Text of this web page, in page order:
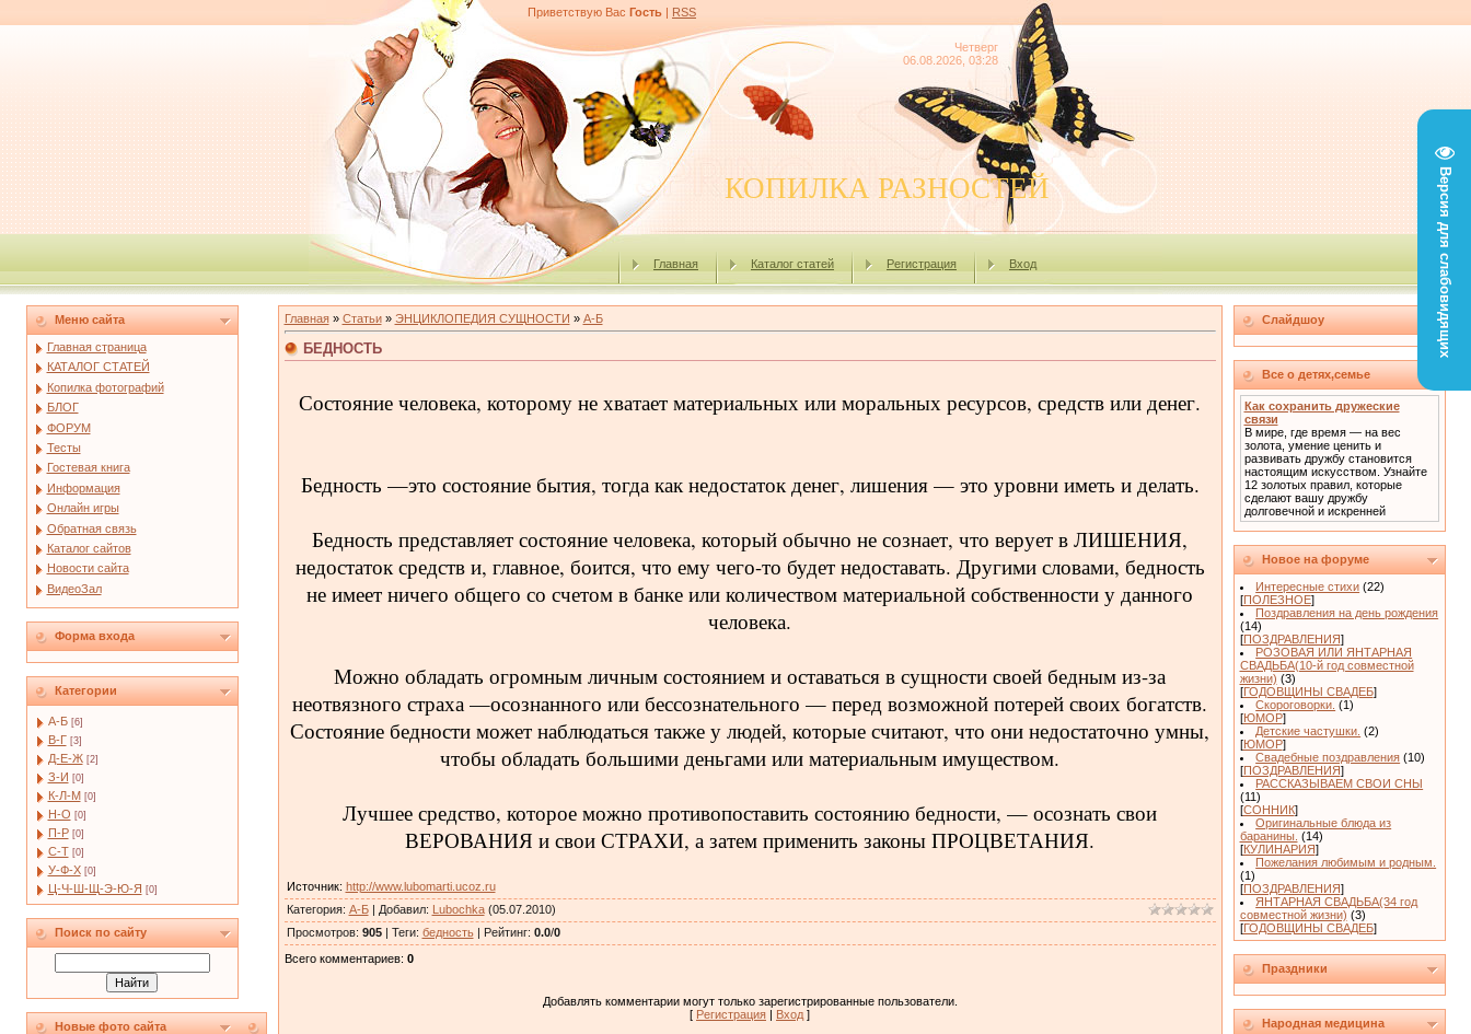
Версия для слабовидящих
Приветствую Вас Гость | RSS
Четверг
06.08.2026, 03:28
КОПИЛКА РАЗНОСТЕЙ
Главная Каталог статей Регистрация Вход
Меню сайта
Главная страница
КАТАЛОГ СТАТЕЙ
Копилка фотографий
БЛОГ
ФОРУМ
Тесты
Гостевая книга
Информация
Онлайн игры
Обратная связь
Каталог сайтов
Новости сайта
ВидеоЗал
Форма входа
Категории
А-Б [6]
В-Г [3]
Д-Е-Ж [2]
З-И [0]
К-Л-М [0]
Н-О [0]
П-Р [0]
С-Т [0]
У-Ф-Х [0]
Ц-Ч-Ш-Щ-Э-Ю-Я [0]
Поиск по сайту
Новые фото сайта
Главная» Статьи» ЭНЦИКЛОПЕДИЯ СУЩНОСТИ » А-Б
БЕДНОСТЬ
Состояние человека, которому не хватает материальных или моральных ресурсов, средств или денег.
Бедность —это состояние бытия, тогда как недостаток денег, лишения — это уровни иметь и делать.
Бедность представляет состояние человека, который обычно не сознает, что верует в ЛИШЕНИЯ,
недостаток средств и, главное, боится, что ему чего-то будет недоставать. Другими словами, бедность
не имеет ничего общего со счетом в банке или количеством материальной собственности у данного
человека.
Можно обладать огромным личным состоянием и оставаться в сущности своей бедным из-за
неотвязного страха —осознанного или бессознательного — перед возможной потерей своих богатств.
Состояние бедности может наблюдаться также у людей, которые считают, что они недостаточно умны,
чтобы обладать большими деньгами или материальным имуществом.
Лучшее средство, которое можно противопоставить состоянию бедности, — осознать свои
ВЕРОВАНИЯ и свои СТРАХИ, а затем применить законы ПРОЦВЕТАНИЯ.
Источник: http://www.lubomarti.ucoz.ru
Категория: А-Б| Добавил: Lubochka(05.07.2010)
Просмотров: 905| Теги: бедность| Рейтинг: 0.0/0
Всего комментариев: 0
Добавлять комментарии могут только зарегистрированные пользователи.
[ Регистрация | Вход ]
Слайдшоу
Все о детях,семье
Как сохранить дружеские
связи
В мире, где время — на вес
золота, умение ценить и
развивать дружбу становится
настоящим искусством. Узнайте
12 золотых правил, которые
сделают вашу дружбу
долговечной и искренней
Новое на форуме
Интересные стихи (22)
[ПОЛЕЗНОЕ]
Поздравления на день рождения
(14)
[ПОЗДРАВЛЕНИЯ]
РОЗОВАЯ ИЛИ ЯНТАРНАЯ
СВАДЬБА(10-й год совместной
жизни) (3)
[ГОДОВЩИНЫ СВАДЕБ]
Скороговорки. (1)
[ЮМОР]
Детские частушки. (2)
[ЮМОР]
Свадебные поздравления (10)
[ПОЗДРАВЛЕНИЯ]
РАССКАЗЫВАЕМ СВОИ СНЫ
(11)
[СОННИК]
Оригинальные блюда из
баранины. (14)
[КУЛИНАРИЯ]
Пожелания любимым и родным.
(1)
[ПОЗДРАВЛЕНИЯ]
ЯНТАРНАЯ СВАДЬБА(34 год
совместной жизни) (3)
[ГОДОВЩИНЫ СВАДЕБ]
Праздники
Народная медицина